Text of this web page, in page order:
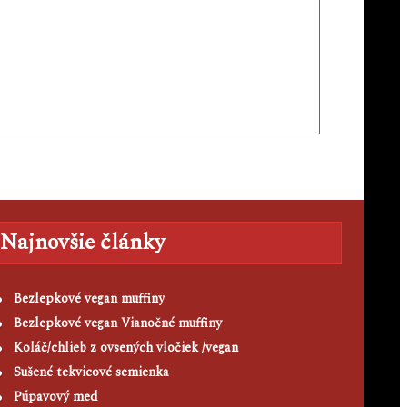
Najnovšie články
Bezlepkové vegan muffiny
Bezlepkové vegan Vianočné muffiny
Koláč/chlieb z ovsených vločiek /vegan
Sušené tekvicové semienka
Púpavový med